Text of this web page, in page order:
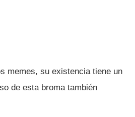
memes, su existencia tiene un
de esta broma también